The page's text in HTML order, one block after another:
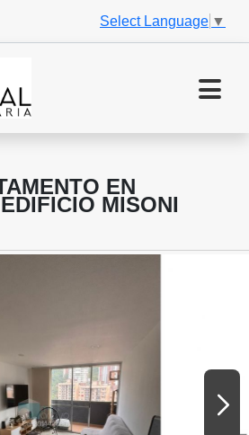
Select Language ▼
EN
MISONI